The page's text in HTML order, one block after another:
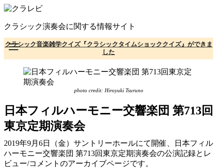
コ
テ
ン
ツ
へ
クラシック演奏会に関する情報サイト
クラシック音楽雑学クイズ『クラシックタイムショッククイズ』ができま
した
photo credit: Hiroyuki Tsuruno
日本フィルハーモニー交響楽団 第713回
東京定期演奏会
2019年9月6日（金）サントリーホールにて開催、日本フィル
ハーモニー交響楽団 第713回東京定期演奏会の公演記録とレ
ビュー/コメントのアーカイブページです。